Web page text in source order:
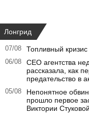
Лонгрид
07/08 Топливный
06/08
CEO агентства
рассказала, как
предательство в
05/08
Непонятное
прошло первое
Виктории Стуковой